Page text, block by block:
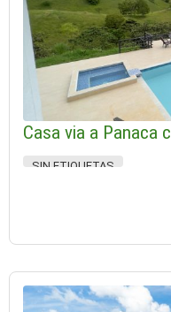
Casa via a Panaca
SIN ETIQUETAS